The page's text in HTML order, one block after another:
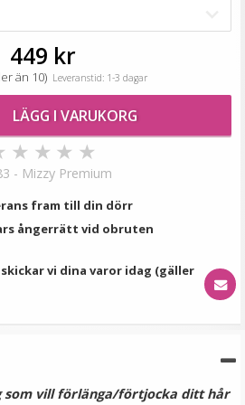
VÄLJ
ca: 200st - Svarta
449 kr
än 10)Leveranstid: 1-3 dagar
LÄGG I VARUKORG
★ ★ ★ ★
- Mizzy Premium
fram till din dörr
ångerrätt vid obruten
vi dina varor idag (gäller
som vill förlänga/förtjocka ditt hår